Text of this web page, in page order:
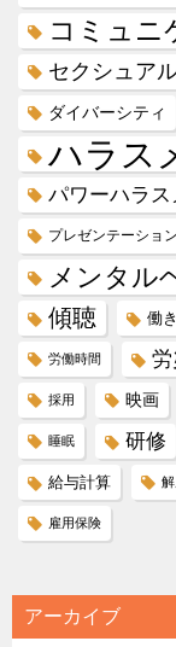
コミュニ
セクシュア
ダイバーシティ
ハラス
パワーハラス
プレゼンテーション
メンタル
傾聴 働
労働時間 労
採用 映画
睡眠 研修
給与計算
雇用保険
アーカイブ